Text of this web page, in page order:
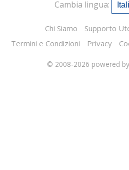
Cambia lingua:
Chi Siamo Supporto
Termini e Condizioni
Privacy
© 2008-2026 powered